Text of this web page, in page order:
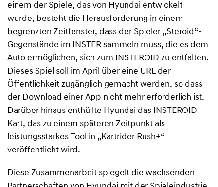
einem der Spiele, das von Hyundai entwickelt
wurde, besteht die Herausforderung in einem
begrenzten Zeitfenster, dass der Spieler „Steroid“-
Gegenstände im INSTER sammeln muss, die es dem
Auto ermöglichen, sich zum INSTEROID zu entfalten.
Dieses Spiel soll im April über eine URL der
Öffentlichkeit zugänglich gemacht werden, so dass
der Download einer App nicht mehr erforderlich ist.
Darüber hinaus enthüllte Hyundai das INSTEROID
Kart, das zu einem späteren Zeitpunkt als
leistungsstarkes Tool in „Kartrider Rush+“
veröffentlicht wird.
Diese Zusammenarbeit spiegelt die wachsenden